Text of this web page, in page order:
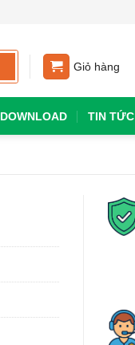
Giỏ hàng
DOWNLOAD TIN TỨC